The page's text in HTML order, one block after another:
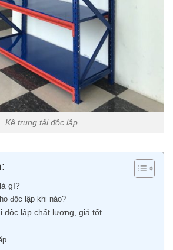
Kệ trung tải độc lập
gì?
độc lập khi nào?
độc lập chất lượng, giá tốt